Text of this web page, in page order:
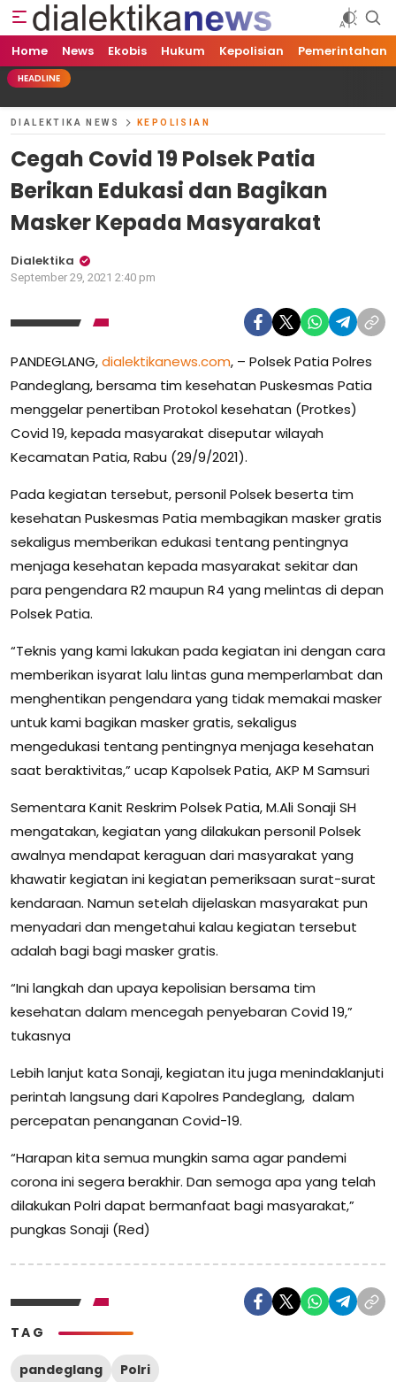
Home News Ekobis Hukum Kepolisian Pemerintahan
HEADLINE
DIALEKTIKA NEWS KEPOLISIAN
Cegah Covid 19 Polsek Patia
Berikan Edukasi dan Bagikan
Masker Kepada Masyarakat
Dialektika
September 29, 2021 2:40 pm
PANDEGLANG,dialektikanews.com, – Polsek Patia Polres
Pandeglang, bersama tim kesehatan Puskesmas Patia
menggelar penertiban Protokol kesehatan (Protkes)
Covid 19, kepada masyarakat diseputar wilayah
Kecamatan Patia, Rabu (29/9/2021).
Pada kegiatan tersebut, personil Polsek beserta tim
kesehatan Puskesmas Patia membagikan masker gratis
sekaligus memberikan edukasi tentang pentingnya
menjaga kesehatan kepada masyarakat sekitar dan
para pengendara R2 maupun R4 yang melintas di depan
Polsek Patia.
“Teknis yang kami lakukan pada kegiatan ini dengan cara
memberikan isyarat lalu lintas guna memperlambat dan
menghentikan pengendara yang tidak memakai masker
untuk kami bagikan masker gratis, sekaligus
mengedukasi tentang pentingnya menjaga kesehatan
saat beraktivitas,” ucap Kapolsek Patia, AKP M Samsuri
Sementara Kanit Reskrim Polsek Patia, M.Ali Sonaji SH
mengatakan, kegiatan yang dilakukan personil Polsek
awalnya mendapat keraguan dari masyarakat yang
khawatir kegiatan ini kegiatan pemeriksaan surat-surat
kendaraan. Namun setelah dijelaskan masyarakat pun
menyadari dan mengetahui kalau kegiatan tersebut
adalah bagi bagi masker gratis.
“Ini langkah dan upaya kepolisian bersama tim
kesehatan dalam mencegah penyebaran Covid 19,”
tukasnya
Lebih lanjut kata Sonaji, kegiatan itu juga menindaklanjuti
perintah langsung dari Kapolres Pandeglang, dalam
percepatan penanganan Covid-19.
“Harapan kita semua mungkin sama agar pandemi
corona ini segera berakhir. Dan semoga apa yang telah
dilakukan Polri dapat bermanfaat bagi masyarakat,”
pungkas Sonaji (Red)
TAG
pandeglang Polri